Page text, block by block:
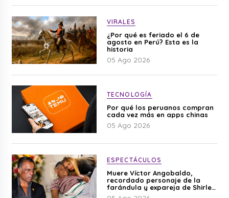
VIRALES
¿Por qué es feriado el 6 de
agosto en Perú? Esta es la
historia
05 Ago 2026
TECNOLOGÍA
Por qué los peruanos compran
cada vez más en apps chinas
05 Ago 2026
ESPECTÁCULOS
Muere Víctor Angobaldo,
recordado personaje de la
farándula y expareja de Shirley
Cherres